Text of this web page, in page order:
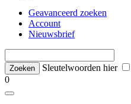
Geavanceerd zoeken
Account
Nieuwsbrief
Sleutelwoorden hier
0